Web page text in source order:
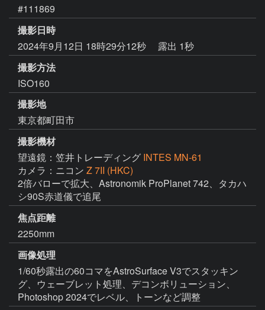
#111869
撮影日時
2024年9月12日 18時29分12秒
露出 1秒
撮影方法
ISO160
撮影地
東京都町田市
撮影機材
望遠鏡：笠井トレーディング INTES MN-61
カメラ：ニコン Z 7II (HKC)
2倍バローで拡大、Astronomik ProPlanet 742、タカハ
シ90S赤道儀で追尾
焦点距離
2250mm
画像処理
1/60秒露出の60コマをAstroSurface V3でスタッキン
グ、ウェーブレット処理、デコンボリューション、
Photoshop 2024でレベル、トーンなど調整